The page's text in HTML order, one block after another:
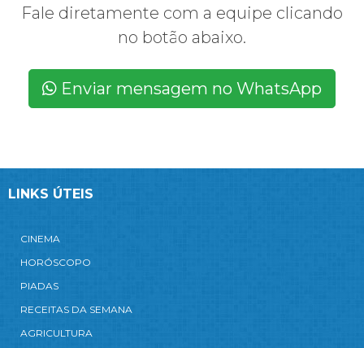
Fale diretamente com a equipe clicando
no botão abaixo.
Enviar mensagem no WhatsApp
LINKS ÚTEIS
CINEMA
HORÓSCOPO
PIADAS
RECEITAS DA SEMANA
AGRICULTURA